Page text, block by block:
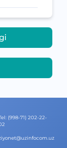
: (998-71) 202-22-